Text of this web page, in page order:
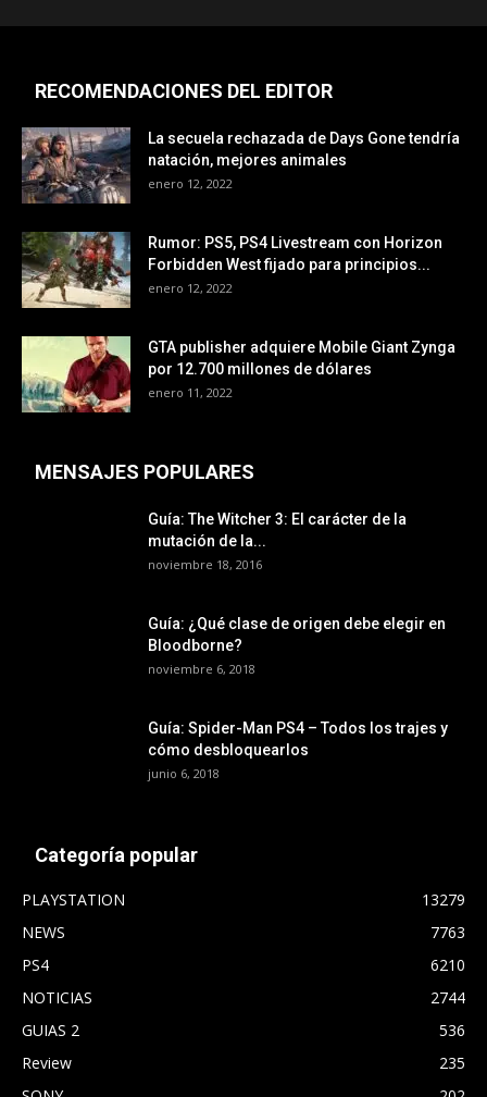
RECOMENDACIONES DEL EDITOR
La secuela rechazada de Days Gone tendría
natación, mejores animales
enero 12, 2022
Rumor: PS5, PS4 Livestream con Horizon
Forbidden West fijado para principios...
enero 12, 2022
GTA publisher adquiere Mobile Giant Zynga
por 12.700 millones de dólares
enero 11, 2022
MENSAJES POPULARES
Guía: The Witcher 3: El carácter de la
mutación de la...
noviembre 18, 2016
Guía: ¿Qué clase de origen debe elegir en
Bloodborne?
noviembre 6, 2018
Guía: Spider-Man PS4 – Todos los trajes y
cómo desbloquearlos
junio 6, 2018
Categoría popular
PLAYSTATION
13279
NEWS
7763
PS4
6210
NOTICIAS
2744
GUIAS 2
536
Review
235